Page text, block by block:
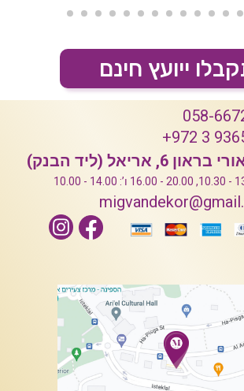
ייועץ חינם
058-
+972 3
6, אריאל (ליד הבנק)